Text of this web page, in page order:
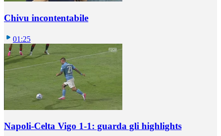
Chivu incontentabile
01:25
Napoli-Celta Vigo 1-1: guarda gli highlights